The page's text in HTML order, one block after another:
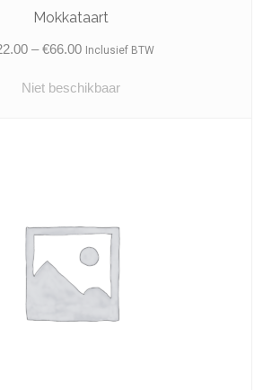
Mokkataart
– €66.00Price
€22.00
Inclusief BTW
Niet beschikbaar